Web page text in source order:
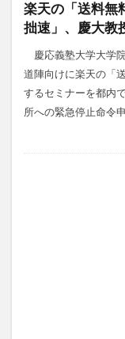
楽天の「送料
拙速」、慶大教
慶応義塾大学大学
道陣向けに楽天の「
するセミナーを都内
所への緊急停止命令